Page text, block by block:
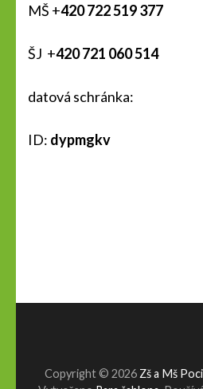
MŠ +420 722 519 377
ŠJ +420 721 060 514
datová schránka:
ID: dypmgkv
Copyright © 2026 Zš a Mš